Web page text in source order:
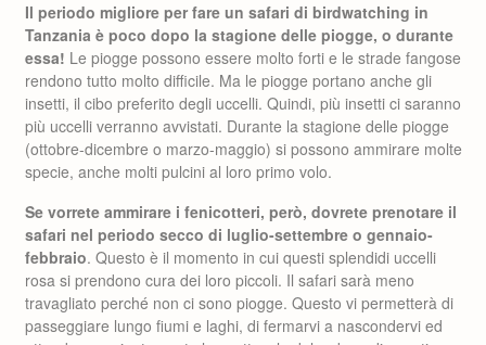
Il periodo migliore per fare un safari di birdwatching in
Tanzania è poco dopo la stagione delle piogge, o durante
essa! Le piogge possono essere molto forti e le strade fangose
rendono tutto molto difficile. Ma le piogge portano anche gli
insetti, il cibo preferito degli uccelli. Quindi, più insetti ci saranno
più uccelli verranno avvistati. Durante la stagione delle piogge
(ottobre-dicembre o marzo-maggio) si possono ammirare molte
specie, anche molti pulcini al loro primo volo.
Se vorrete ammirare i fenicotteri, però, dovrete prenotare il
safari nel periodo secco di luglio-settembre o gennaio-
febbraio. Questo è il momento in cui questi splendidi uccelli
rosa si prendono cura dei loro piccoli. Il safari sarà meno
travagliato perché non ci sono piogge. Questo vi permetterà di
passeggiare lungo fiumi e laghi, di fermarvi a nascondervi ed